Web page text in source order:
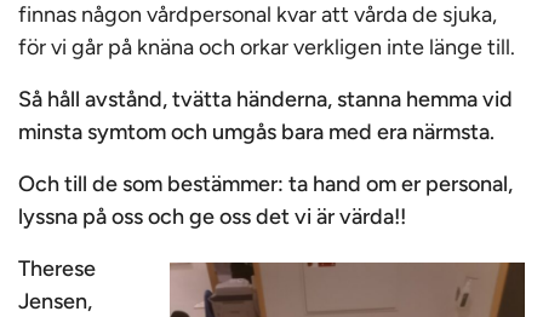
finnas någon vårdpersonal kvar att vårda de sjuka,
för vi går på knäna och orkar verkligen inte länge till.
Så håll avstånd, tvätta händerna, stanna hemma vid
minsta symtom och umgås bara med era närmsta.
Och till de som bestämmer: ta hand om er personal,
lyssna på oss och ge oss det vi är värda!!
Therese
Jensen,